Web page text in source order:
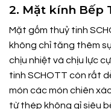
2. Mặt kính Bếp
Mặt gốm thuỷ tinh
không chỉ tăng thêm
chịu nhiệt và chịu lực
tinh SCHOTT còn rất
món các món chiên
từ thép không gỉ siêu